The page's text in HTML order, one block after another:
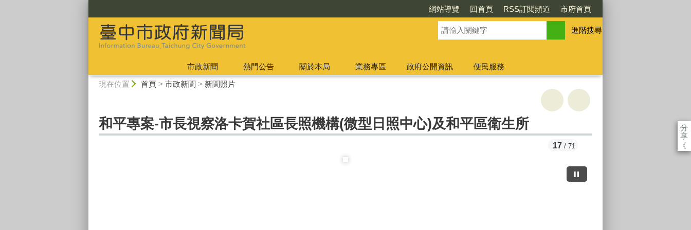
網站導覽 回首頁 RSS訂閱頻道 市府首頁
進階搜尋
市政新聞 熱門公告 關於本局 業務專區 政府公開資訊
便民服務
現在位置 首頁> 市政新聞 > 新聞照片
分
享
《
和平專案-市長視察洛卡賀社區長照機構(微型日照中心)及和平區衛生所
17 / 71